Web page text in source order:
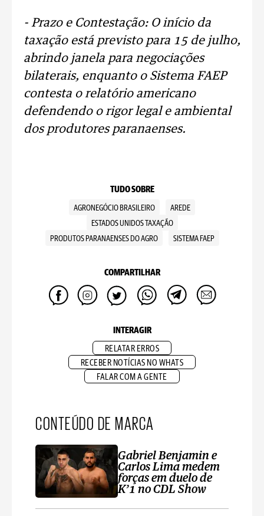
- Prazo e Contestação: O início da
taxação está previsto para 15 de julho,
abrindo janela para negociações
bilaterais, enquanto o Sistema FAEP
contesta o relatório americano
defendendo o rigor legal e ambiental
dos produtores paranaenses.
TUDO SOBRE
AGRONEGÓCIO BRASILEIRO
AREDE
ESTADOS UNIDOS TAXAÇÃO
PRODUTOS PARANAENSES DO AGRO
SISTEMA FAEP
COMPARTILHAR
INTERAGIR
RELATAR ERROS
RECEBER NOTÍCIAS NO WHATS
FALAR COM A GENTE
CONTEÚDO DE MARCA
Gabriel Benjamin e
Carlos Lima medem
forças em duelo de
K’1 no CDL Show